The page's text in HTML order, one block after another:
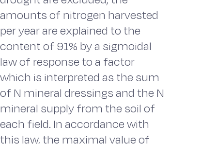
amounts of nitrogen harvested
per year are explained to the
content of 91% by a sigmoidal
law of response to a factor
which is interpreted as the sum
of N mineral dressings and the N
mineral supply from the soil of
each field. In accordance with
this law, the maximal value of